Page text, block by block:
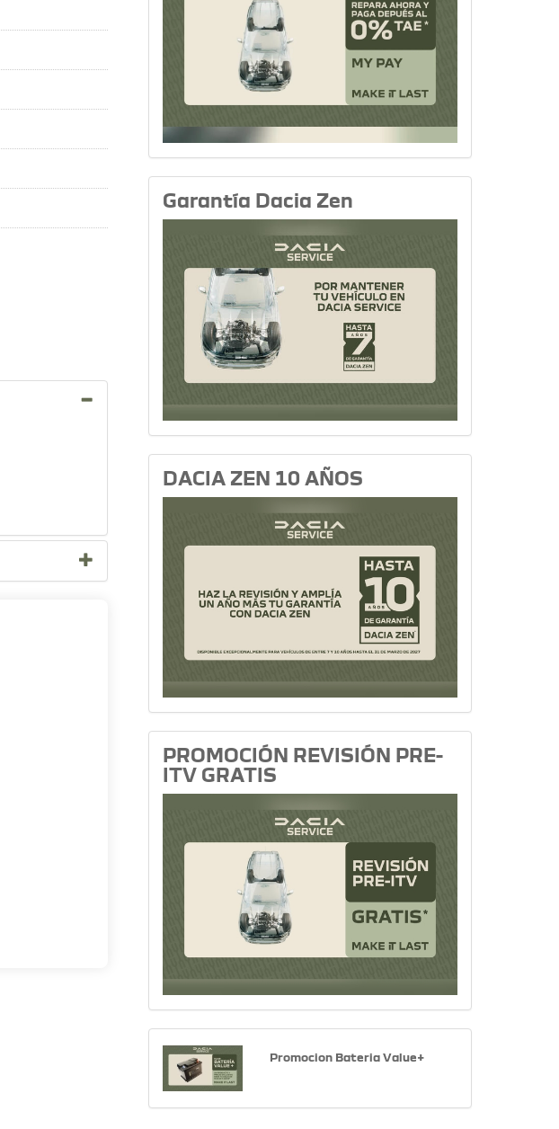
Garantía Dacia Zen
DACIA ZEN 10 AÑOS
PROMOCIÓN REVISIÓN PRE-
ITV GRATIS
Promocion Bateria Value+